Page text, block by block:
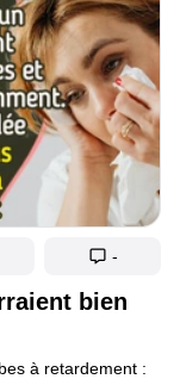
moments
les plus grandes
bien
à retardement :
-